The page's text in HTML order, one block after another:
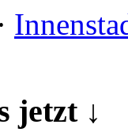
·
jetzt ↓